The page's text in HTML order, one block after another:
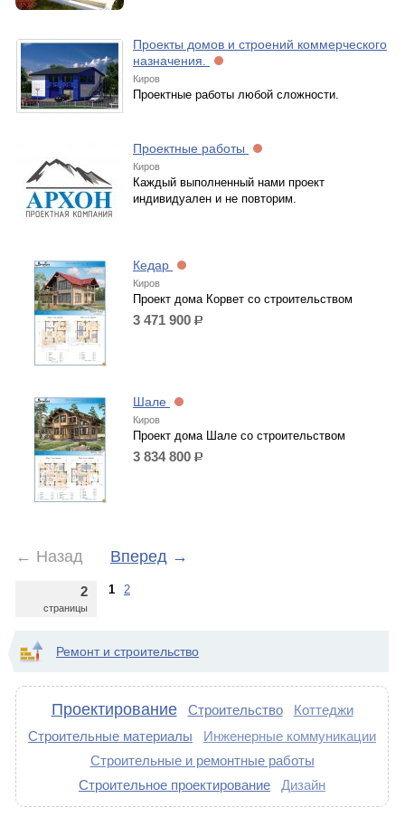
Проекты домов и строений коммерческого
назначения.
Киров
Проектные работы любой сложности.
Проектные работы
Киров
Каждый выполненный нами проект
индивидуален и не повторим.
Кедар
Киров
Проект дома Корвет со строительством
3 471 900 р.
Шале
Киров
Проект дома Шале со строительством
3 834 800 р.
← Назад Вперед →
2
страницы
1 2
Ремонт и строительство
Проектирование Строительство
Коттеджи
Строительные материалы
Инженерные коммуникации
Строительные и ремонтные работы
Строительное проектирование
Дизайн